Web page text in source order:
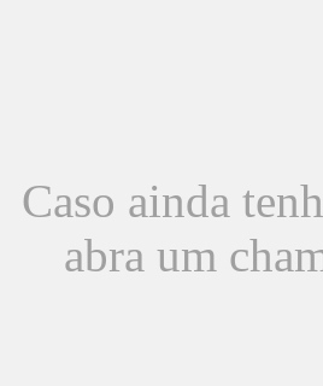
Caso ainda
abra um